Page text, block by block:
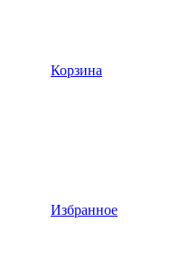
Корзина
Избранное